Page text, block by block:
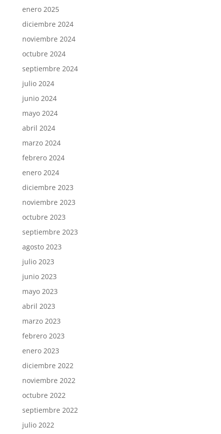
enero 2025
diciembre 2024
noviembre 2024
octubre 2024
septiembre 2024
julio 2024
junio 2024
mayo 2024
abril 2024
marzo 2024
febrero 2024
enero 2024
diciembre 2023
noviembre 2023
octubre 2023
septiembre 2023
agosto 2023
julio 2023
junio 2023
mayo 2023
abril 2023
marzo 2023
febrero 2023
enero 2023
diciembre 2022
noviembre 2022
octubre 2022
septiembre 2022
julio 2022